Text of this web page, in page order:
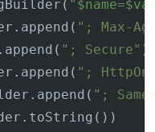
" $name=
"; Max-
"; Secure" )
";
";